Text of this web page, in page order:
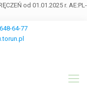
od 01.01.2025 r. AE:PL-
64-77